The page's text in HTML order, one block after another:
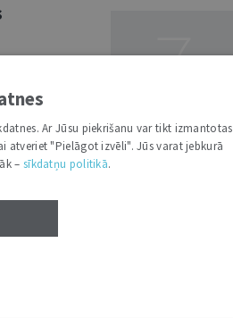
7
14. JŪLIJS 2026
Ar Jūsu piekrišanu var tikt izmantotas
atveriet "Pielāgot izvēli". Jūs varat jebkurā
– sīkdatņu politikā.